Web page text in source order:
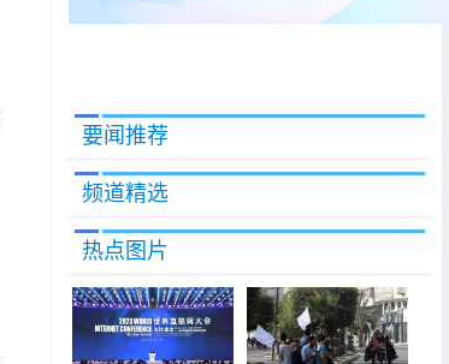
要闻推荐
频道精选
热点图片